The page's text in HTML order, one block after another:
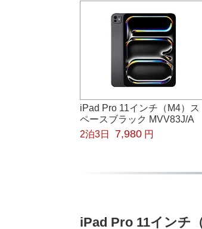
iPad Pro 11インチ（M4）ス
ペースブラック MVV83J/A
2泊3日
7,980 円
iPad Pro 11インチ